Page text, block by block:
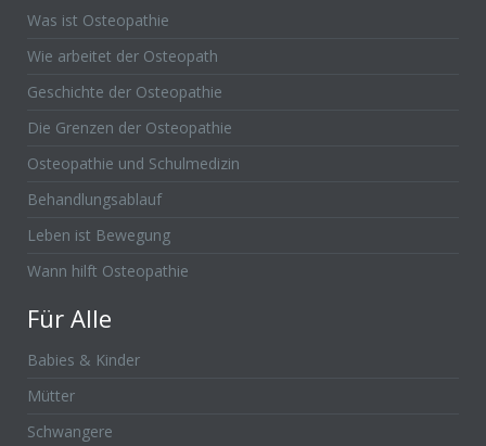
Was ist Osteopathie
Wie arbeitet der Osteopath
Geschichte der Osteopathie
Die Grenzen der Osteopathie
Osteopathie und Schulmedizin
Behandlungsablauf
Leben ist Bewegung
Wann hilft Osteopathie
Für Alle
Babies & Kinder
Mütter
Schwangere